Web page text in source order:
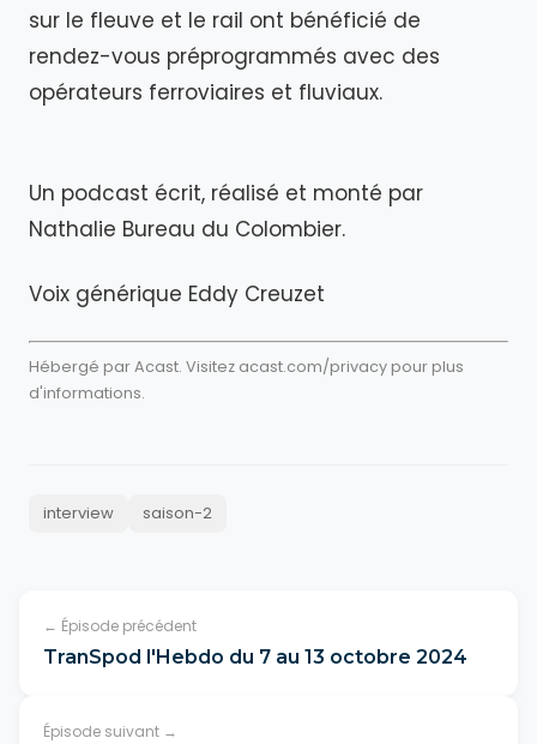
sur le fleuve et le rail ont bénéficié de
rendez-vous préprogrammés avec des
opérateurs ferroviaires et fluviaux.
Un podcast écrit, réalisé et monté par
Nathalie Bureau du Colombier.
Voix générique Eddy Creuzet
Hébergé par Acast. Visitez acast.com/privacy pour plus
d'informations.
interview saison-2
← Épisode précédent
TranSpod l'Hebdo du 7 au 13 octobre 2024
Épisode suivant →